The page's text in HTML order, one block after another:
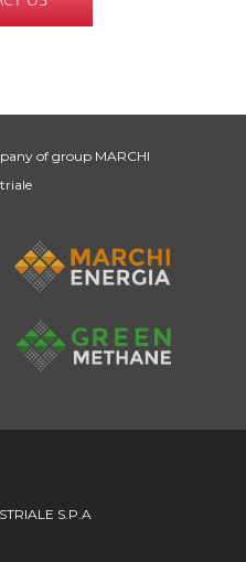
of group MARCHI
S.P.A
direzione
Marchi Industriale S.p.A.
06753260485